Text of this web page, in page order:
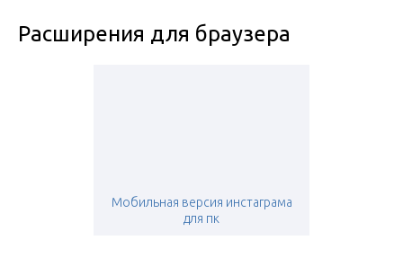
Расширения для браузера
Мобильная версия инстаграма
для пк